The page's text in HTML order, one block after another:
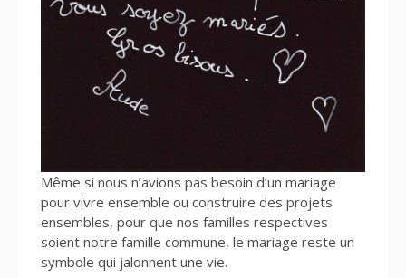
Même si nous n’avions pas besoin d’un mariage
pour vivre ensemble ou construire des projets
ensembles, pour que nos familles respectives
soient notre famille commune, le mariage reste un
symbole qui jalonnent une vie.